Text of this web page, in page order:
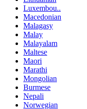
Luxembou..
Macedonian
Malagasy
Malay
Malayalam
Maltese
Maori
Marathi
Mongolian
Burmese
Nepali
Norwegian